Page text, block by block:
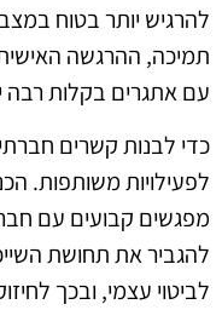
להרגיש יותר בטוח
תמיכה, ההרגשה
עם אתגרים בקלות רבה
כדי לבנות קשרים
לפעילויות משותפות.
מפגשים קבועים עם
להגביר את תחושת
לביטוי עצמי, ובכך